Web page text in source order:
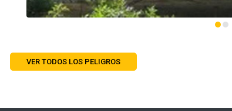
VER TODOS LOS PELIGROS